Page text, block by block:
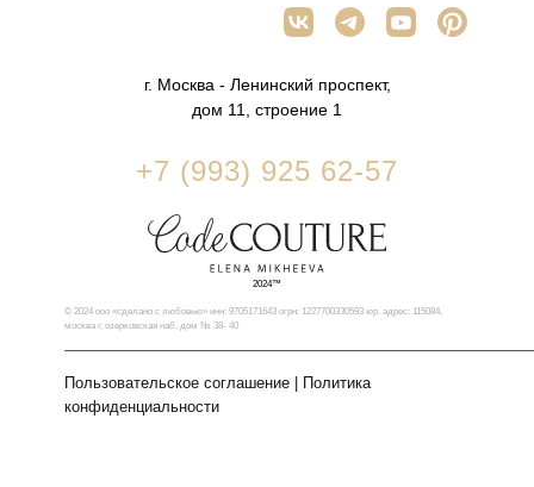
© 2024 ооо «сделано с любовью» инн: 9705171643 огрн: 1227700330593 юр. адрес: 115084,
москва г, озерковская наб, дом № 38- 40
Пользовательское соглашение
Политика
конфиденциальности
2024™
г. Москва - Ленинский проспект,
дом 11, строение 1
+7 (993) 925 62-57